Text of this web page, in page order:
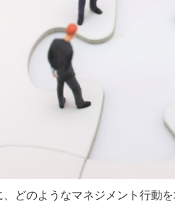
、どのようなマネジメント行動